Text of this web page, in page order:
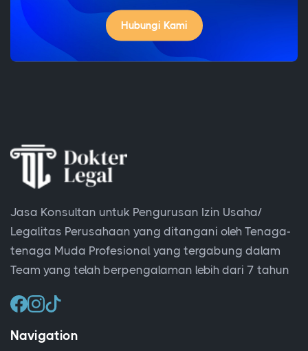
Hubungi Kami
Jasa Konsultan untuk Pengurusan Izin Usaha/
Legalitas Perusahaan yang ditangani oleh Tenaga-
tenaga Muda Profesional yang tergabung dalam
Team yang telah berpengalaman lebih dari 7 tahun
Navigation